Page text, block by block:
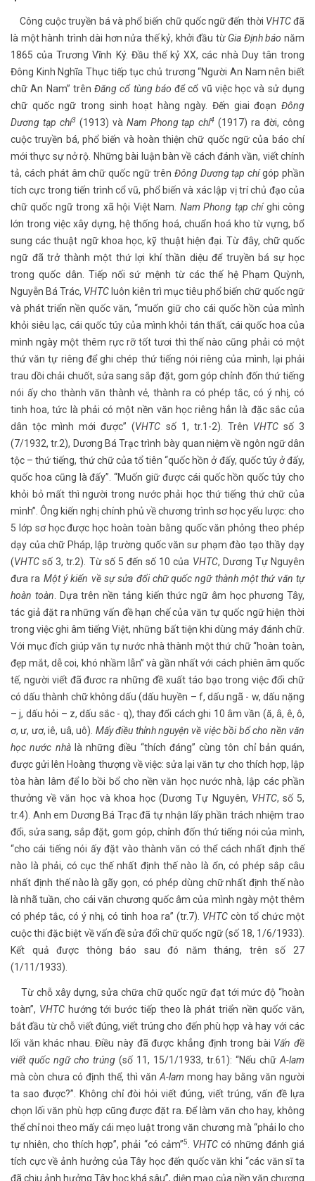
Công cuộc truyền bá và phổ biến chữ quốc ngữ đến thời VHTCđã
là một hành trình dài hơn nửa thế kỷ, khởi đầu từ Gia Định báo năm
1865 của Trương Vĩnh Ký. Đầu thế kỷ XX, các nhà Duy tân trong
Đông Kinh Nghĩa Thục tiếp tục chủ trương “Người An Nam nên biết
chữ An Nam” trênĐăng cổ tùng báo để cổ vũ việc học và sử dụng
chữ quốc ngữ trong sinh hoạt hàng ngày. Đến giai đoạn Đông
Dương tạp chí3(1913) và Nam Phong tạp chí4 (1917) ra đời, công
cuộc truyền bá, phổ biến và hoàn thiện chữ quốc ngữ của báo chí
mới thực sự nở rộ. Những bài luận bàn về cách đánh vần, viết chính
tả, cách phát âm chữ quốc ngữ trên Đông Dương tạp chígóp phần
tích cực trong tiến trình cổ vũ, phổ biến và xác lập vị trí chủ đạo của
chữ quốc ngữ trong xã hội Việt Nam. Nam Phong tạp chíghi công
lớn trong việc xây dựng, hệ thống hoá, chuẩn hoá kho từ vựng, bổ
sung các thuật ngữ khoa học, kỹ thuật hiện đại. Từ đây, chữ quốc
ngữ đã trở thành một thứ lợi khí thần diệu để truyền bá sự học
trong quốc dân. Tiếp nối sứ mệnh từ các thế hệ Phạm Quỳnh,
Nguyễn Bá Trác, VHTC luôn kiên trì mục tiêu phổ biến chữ quốc ngữ
và phát triển nền quốc văn, “muốn giữ cho cái quốc hồn của mình
khỏi siêu lạc, cái quốc túy của mình khỏi tán thất, cái quốc hoa của
mình ngày một thêm rực rỡ tốt tươi thì thế nào cũng phải có một
thứ văn tự riêng để ghi chép thứ tiếng nói riêng của mình, lại phải
trau dồi chải chuốt, sửa sang sắp đặt, gom góp chỉnh đốn thứ tiếng
nói ấy cho thành văn thành vẻ, thành ra có phép tắc, có ý nhị, có
tinh hoa, tức là phải có một nền văn học riêng hẳn là đặc sắc của
dân tộc mình mới được” (VHTC số 1, tr.1-2). Trên VHTCsố 3
(7/1932, tr.2), Dương Bá Trạc trình bày quan niệm về ngôn ngữ dân
tộc – thứ tiếng, thứ chữ của tổ tiên “quốc hồn ở đấy, quốc túy ở đấy,
quốc hoa cũng là đấy”. “Muốn giữ được cái quốc hồn quốc túy cho
khỏi bỏ mất thì người trong nước phải học thứ tiếng thứ chữ của
mình”. Ông kiến nghị chính phủ về chương trình sơ học yếu lược: cho
5 lớp sơ học được học hoàn toàn bằng quốc văn phỏng theo phép
dạy của chữ Pháp, lập trường quốc văn sư phạm đào tạo thầy dạy
(VHTC số 3, tr.2). Từ số 5 đến số 10 của VHTC, Dương Tự Nguyên
đưa ra Một ý kiến về sự sửa đổi chữ quốc ngữ thành một thứ văn tự
hoàn toàn . Dựa trên nền tảng kiến thức ngữ âm học phương Tây,
tác giả đặt ra những vấn đề hạn chế của văn tự quốc ngữ hiện thời
trong việc ghi âm tiếng Việt, những bất tiện khi dùng máy đánh chữ.
Với mục đích giúp văn tự nước nhà thành một thứ chữ “hoàn toàn,
đẹp mắt, dễ coi, khó nhầm lẫn” và gần nhất với cách phiên âm quốc
tế, người viết đã đươc ra những đề xuất táo bạo trong việc đổi chữ
có dấu thành chữ không dấu (dấu huyền – f, dấu ngã - w, dấu nặng
– j, dấu hỏi – z, dấu sắc - q), thay đổi cách ghi 10 âm vần (ă, â, ê, ô,
ơ, ư, ươ, iê, uâ, uô). Mấy điều thỉnh nguyện về việc bồi bổ cho nền văn
học nước nhàlà những điều “thích đáng” cùng tôn chỉ bản quán,
được gửi lên Hoàng thượng về việc: sửa lại văn tự cho thích hợp, lập
tòa hàn lâm để lo bồi bổ cho nền văn học nước nhà, lập các phần
thưởng về văn học và khoa học (Dương Tự Nguyên, VHTC, số 5,
tr.4). Anh em Dương Bá Trạc đã tự nhận lấy phần trách nhiệm trao
đổi, sửa sang, sắp đặt, gom góp, chỉnh đốn thứ tiếng nói của mình,
“cho cái tiếng nói ấy đặt vào thành văn có thể cách nhất định thế
nào là phải, có cục thế nhất định thế nào là ổn, có phép sắp câu
nhất định thế nào là gãy gọn, có phép dùng chữ nhất định thế nào
là nhã tuần, cho cái văn chương quốc âm của mình ngày một thêm
có phép tắc, có ý nhị, có tinh hoa ra” (tr.7). VHTCcòn tổ chức một
cuộc thi đặc biệt về vấn đề sửa đổi chữ quốc ngữ (số 18, 1/6/1933).
Kết quả được thông báo sau đó năm tháng, trên số 27
(1/11/1933).
Từ chỗ xây dựng, sửa chữa chữ quốc ngữ đạt tới mức độ “hoàn
toàn”, VHTChướng tới bước tiếp theo là phát triển nền quốc văn,
bắt đầu từ chỗ viết đúng, viết trúng cho đến phù hợp và hay với các
lối văn khác nhau. Điều này đã được khẳng định trong bài Vấn đề
viết quốc ngữ cho trúng (số 11, 15/1/1933, tr.61): “Nếu chữ A-lam
mà còn chưa có định thể, thì văn A-lam mong hay bằng văn người
ta sao được?”. Không chỉ đòi hỏi viết đúng, viết trúng, vấn đề lựa
chọn lối văn phù hợp cũng được đặt ra. Để làm văn cho hay, không
thể chỉ noi theo mấy cái mẹo luật trong văn chương mà “phải lo cho
tự nhiên, cho thích hợp”, phải “có cảm”5 VHTCcó những đánh giá
tích cực về ảnh hưởng của Tây học đến quốc văn khi “các văn sĩ ta
đã chịu ảnh hưởng Tây học khá sâu”, diện mạo của nền văn chương